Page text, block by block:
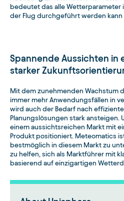
bedeutet das alle Wetterparameter
der Flug durchgeführt werden kann
Spannende Aussichten in
starker
Mit dem zunehmenden Wachstum
immer mehr Anwendungsfällen in
wird auch der Bedarf nach
Planungslösungen stark ansteigen.
einem aussichtsreichen Markt mit
Produkt positioniert. Meteomatics
bestmöglich in diesem Markt zu
zu helfen, sich als Marktführer mit
basierend auf einzigartigen